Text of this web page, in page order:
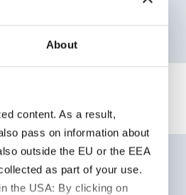
About
content. As a result,
pass on information about
outside the EU or the EEA
as part of your use.
the USA: By clicking on